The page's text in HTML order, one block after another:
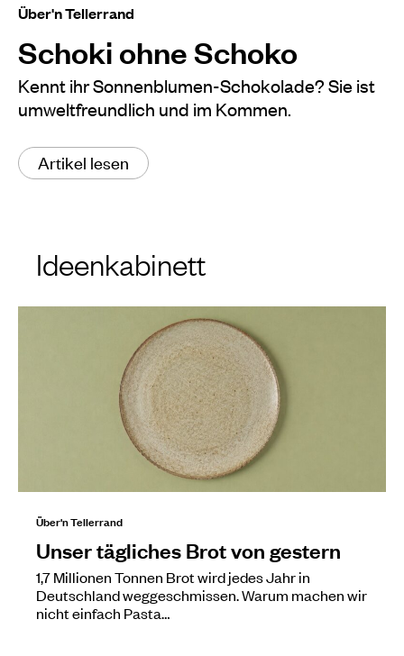
Über'n Tellerrand
Schoki ohne Schoko
Kennt ihr Sonnenblumen-Schokolade? Sie ist
umweltfreundlich und im Kommen.
Artikel lesen
Ideenkabinett
Über'n Tellerrand
Unser tägliches Brot von gestern
1,7 Millionen Tonnen Brot wird jedes Jahr in
Deutschland weggeschmissen. Warum machen wir
nicht einfach Pasta…